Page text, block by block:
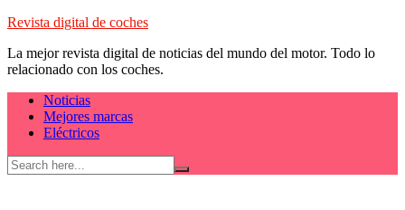
Skip
content
Revista digital de coches
La mejor revista digital de noticias del mundo del motor. Todo lo
relacionado con los coches.
Noticias
Mejores marcas
Eléctricos